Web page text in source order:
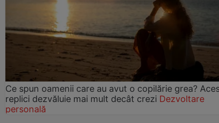
Ce spun oamenii care au avut o copilărie grea?
replici dezvăluie mai mult decât crezi Dezvoltare
personală